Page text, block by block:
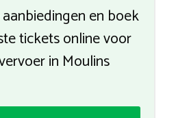
en boek
tickets online voor
in Moulins